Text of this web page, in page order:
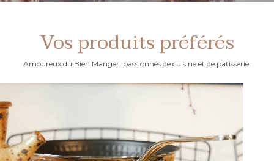
Vos produits préférés
Amoureux du Bien Manger, passionnés de cuisine et de pâtisserie.